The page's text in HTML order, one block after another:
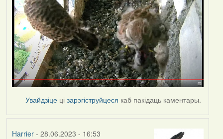
Увайдзіце цізарэгіструйцеся каб пакідаць каментары.
Harrier- 28.06.2023 - 16:53